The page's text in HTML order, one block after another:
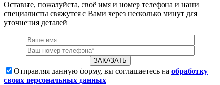
Оставьте, пожалуйста, своё имя и номер телефона и наши
специалисты свяжутся с Вами через несколько минут для
уточнения деталей
Отправляя данную форму, вы соглашаетесь на обработку
своих персональных данных